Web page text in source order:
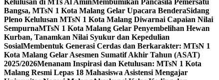
Kelulusan di MTs Al Amin Membumikan Pancasila Pemersatu
Bangsa, MTsN 1 Kota Malang Gelar Upacara BenderaSidang
Pleno Kelulusan MTsN 1 Kota Malang Diwarnai Capaian Nilai
SempurnaMTsN 1 Kota Malang Gelar Penyembelihan Hewan
Kurban, Tanamkan Nilai Syukur dan Kepedulian
SosialMembentuk Generasi Cerdas dan Berkarakter: MTsN 1
Kota Malang Gelar Asesmen Sumatif Akhir Tahun (ASAT)
2025/2026Menanam Inspirasi dan Ketulusan: MTsN 1 Kota
Malang Resmi Lepas 18 Mahasiswa Asistensi Mengajar